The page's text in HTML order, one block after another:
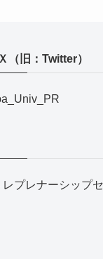
（旧：Twitter）
プレナーシップ